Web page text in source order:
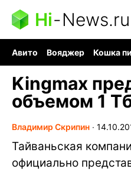
Hi-News.ru
Авито Вояджер Кошка
Kingmax
объемом 1
Владимир Скрипин ∙
Тайваньская
официально